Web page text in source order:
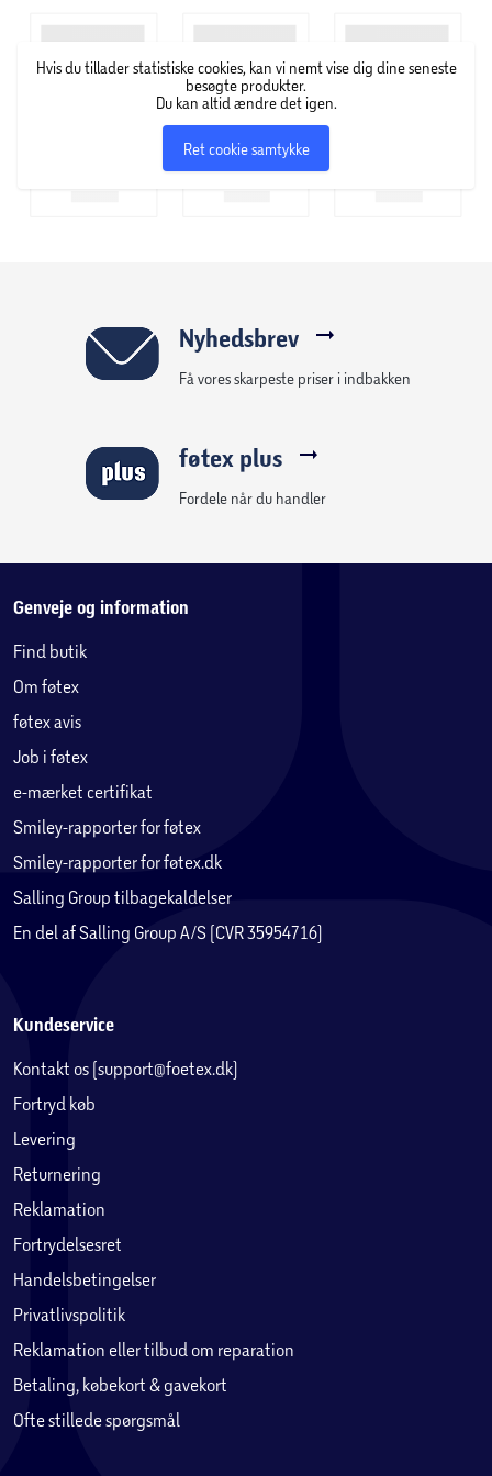
Hvis du tillader statistiske cookies, kan vi nemt vise dig dine seneste
besøgte produkter.
Du kan altid ændre det igen.
Ret cookie samtykke
Nyhedsbrev
Få vores skarpeste priser i indbakken
føtex plus
Fordele når du handler
Genveje og information
Find butik
Om føtex
føtex avis
Job i føtex
e-mærket certifikat
Smiley-rapporter for føtex
Smiley-rapporter for føtex.dk
Salling Group tilbagekaldelser
En del af Salling Group A/S (CVR 35954716)
Kundeservice
Kontakt os (support@foetex.dk)
Fortryd køb
Levering
Returnering
Reklamation
Fortrydelsesret
Handelsbetingelser
Privatlivspolitik
Reklamation eller tilbud om reparation
Betaling, købekort & gavekort
Ofte stillede spørgsmål